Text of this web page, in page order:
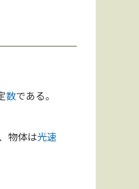
数である。
物体は光速